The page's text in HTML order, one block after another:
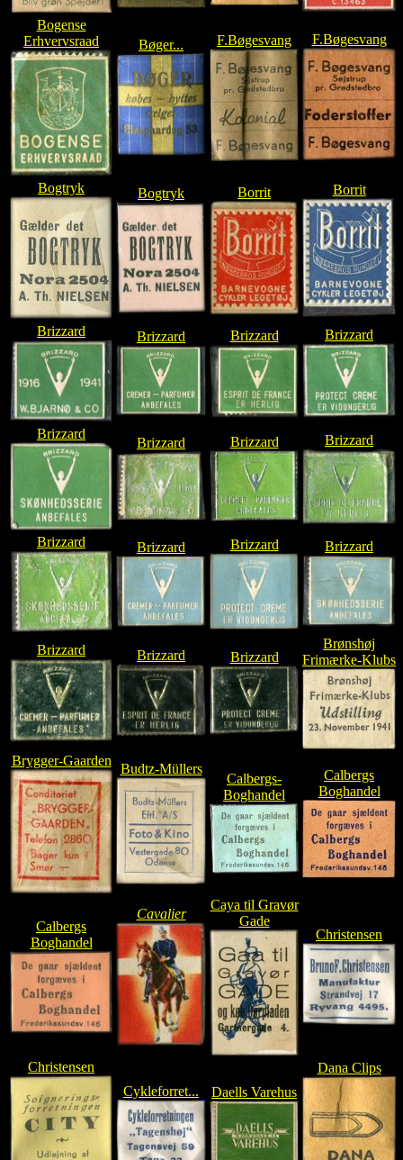
Bogense
Erhvervsraad
Bøger... F.Bøgesvang F.Bøgesvang
Bogtryk Bogtryk Borrit Borrit
Brizzard Brizzard Brizzard Brizzard
Brizzard
Brizzard Brizzard Brizzard
Brizzard Brizzard Brizzard Brizzard
Brizzard Brizzard Brizzard
Brønshøj
Frimærke-Klubs
Brygger-Gaarden
Budtz-Müllers
Calbergs-
Boghandel
Calbergs
Boghandel
Calbergs
Boghandel
Cavalier
Caya til Gravør
Gade
Christensen
Christensen
Cykleforret...
Daells Varehus
Dana Clips